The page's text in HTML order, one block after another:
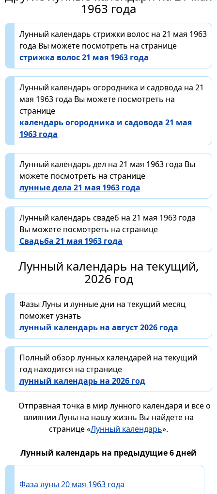
1963 года
Лунный календарь стрижки волос на 21 мая 1963
года Вы можете посмотреть на странице
стрижка волос 21 мая 1963 года
Лунный календарь огородника и садовода на 21
мая 1963 года Вы можете посмотреть на
странице
календарь огородника и садовода 21 мая
1963 года
Лунный календарь дел на 21 мая 1963 года Вы
можете посмотреть на странице
лунные дела 21 мая 1963 года
Лунный календарь свадеб на 21 мая 1963 года
Вы можете посмотреть на странице
Свадьба 21 мая 1963 года
Лунный календарь на текущий,
2026 год
Фазы Луны и лунные дни на текущий месяц
поможет узнать
лунный календарь на август 2026 года
Полный обзор лунных календарей на текущий
год находится на странице
лунный календарь на 2026 год
Отправная точка в мир лунного календаря и все о
влиянии Луны на нашу жизнь Вы найдете на
странице «Лунный календарь».
Лунный календарь на предыдущие 6 дней
Фаза луны 20 мая 1963 года